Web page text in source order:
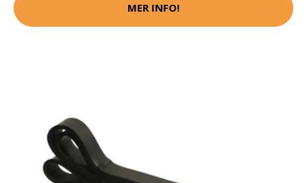
MER INFO!